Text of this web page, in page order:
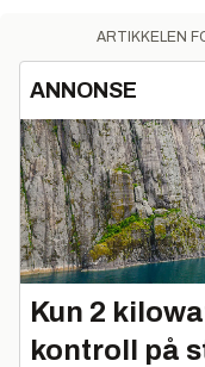
ARTIKKELEN
ANNONSE
Kun 2
kontroll på